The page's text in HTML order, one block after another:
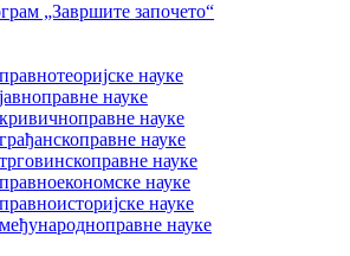
„Завршите започето“
науке
науке
науке
науке
науке
науке
науке
науке